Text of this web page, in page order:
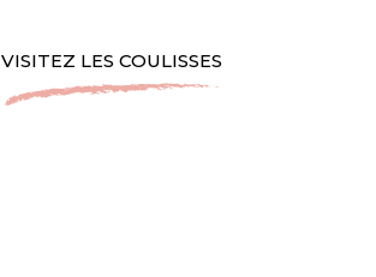
VISITEZ LES COULISSES